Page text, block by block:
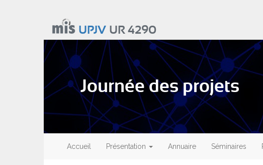
UPJVUR 4290
Journée des projets
Main
navigation
Accueil Présentation Annuaire Séminaires